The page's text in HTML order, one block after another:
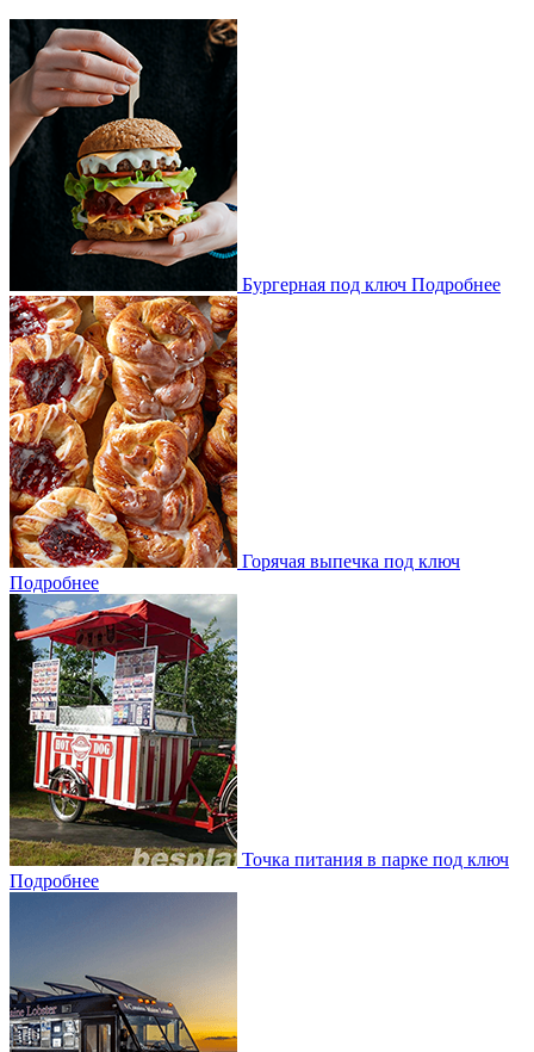
Бургерная под ключ Подробнее
Горячая выпечка под ключ
Подробнее
Точка питания в парке под ключ
Подробнее